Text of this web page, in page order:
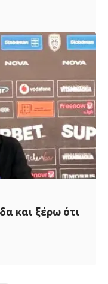
και ξέρω ότι